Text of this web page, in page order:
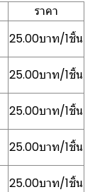
ราคา
25.00บาท/1ชิ้น
25.00บาท/1ชิ้น
25.00บาท/1ชิ้น
25.00บาท/1ชิ้น
25.00บาท/1ชิ้น